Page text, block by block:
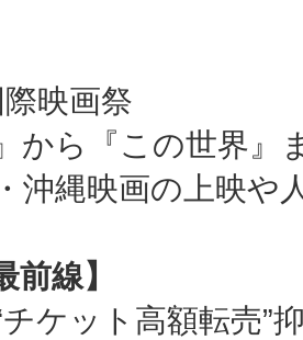
映画祭
から『この世界』
沖縄映画の上映や
前線】
ケット高額転売”